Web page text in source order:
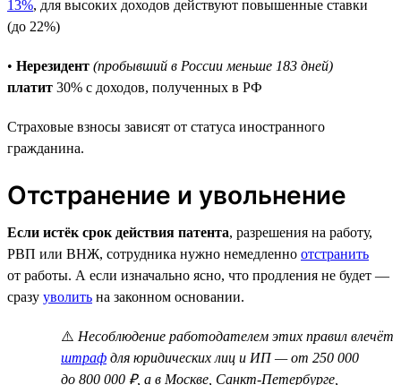
13%, для высоких доходов действуют повышенные ставки
(до 22%)
• Нерезидент (пробывший в России меньше 183 дней)
платит 30% с доходов, полученных в РФ
Страховые взносы зависят от статуса иностранного
гражданина.
Отстранение и увольнение
Если истёк срок действия патента, разрешения на работу,
РВП или ВНЖ, сотрудника нужно немедленно отстранить
от работы. А если изначально ясно, что продления не будет —
сразу уволить на законном основании.
⚠️ Несоблюдение работодателем этих правил влечёт
штраф для юридических лиц и ИП — от 250 000
до 800 000 ₽, а в Москве, Санкт-Петербурге,